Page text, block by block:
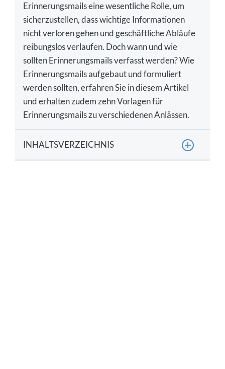
Erinnerungsmails eine wesentliche Rolle, um
sicherzustellen, dass wichtige Informationen
nicht verloren gehen und geschäftliche Abläufe
reibungslos verlaufen. Doch wann und wie
sollten Erinnerungsmails verfasst werden? Wie
Erinnerungsmails aufgebaut und formuliert
werden sollten, erfahren Sie in diesem Artikel
und erhalten zudem zehn Vorlagen für
Erinnerungsmails zu verschiedenen Anlässen.
INHALTSVERZEICHNIS